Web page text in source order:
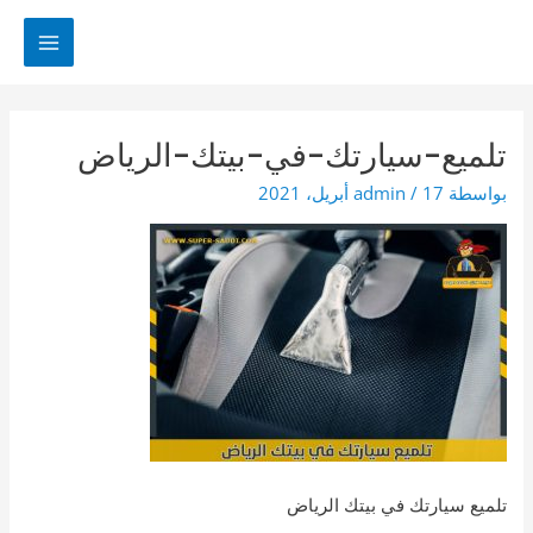
تلميع-سيارتك-في-بيتك-الرياض
بواسطة admin / 17 أبريل، 2021
تلميع سيارتك في بيتك الرياض